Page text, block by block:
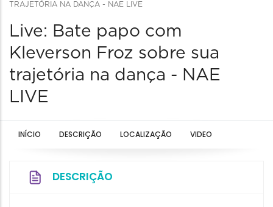
TRAJETÓRIA NA DANÇA - NAE LIVE
Live: Bate papo com
Kleverson Froz sobre sua
trajetória na dança - NAE
LIVE
INÍCIO DESCRIÇÃO LOCALIZAÇÃO VIDEO
DESCRIÇÃO